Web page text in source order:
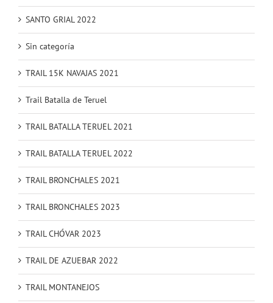
SANTO GRIAL 2022
Sin categoría
TRAIL 15K NAVAJAS 2021
Trail Batalla de Teruel
TRAIL BATALLA TERUEL 2021
TRAIL BATALLA TERUEL 2022
TRAIL BRONCHALES 2021
TRAIL BRONCHALES 2023
TRAIL CHÓVAR 2023
TRAIL DE AZUEBAR 2022
TRAIL MONTANEJOS